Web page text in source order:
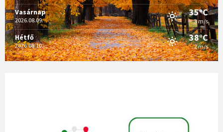
Vasárnap
2026.08.09.
35°C
3 m/s
Hétfő
2026.08.10.
38°C
2 m/s